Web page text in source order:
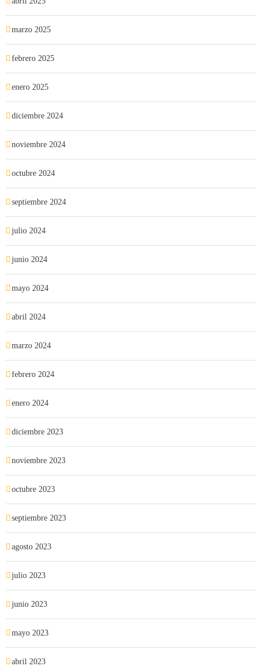
marzo 2025
febrero 2025
enero 2025
diciembre 2024
noviembre 2024
octubre 2024
septiembre 2024
julio 2024
junio 2024
mayo 2024
abril 2024
marzo 2024
febrero 2024
enero 2024
diciembre 2023
noviembre 2023
octubre 2023
septiembre 2023
agosto 2023
julio 2023
junio 2023
mayo 2023
abril 2023